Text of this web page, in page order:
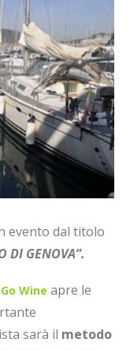
evento dal titolo
DI GENOVA”.
Go Wine apre le
sarà il metodo